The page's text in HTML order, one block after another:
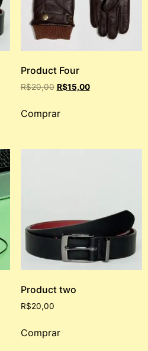
Product Four
R$20,00 R$15,00
Comprar
Product two
R$20,00
Comprar